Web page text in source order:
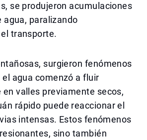
se produjeron acumulaciones
agua, paralizando
transporte.
surgieron fenómenos
agua comenzó a fluir
valles previamente secos,
rápido puede reaccionar el
intensas. Estos fenómenos
sino también